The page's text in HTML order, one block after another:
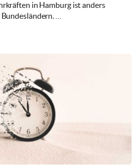
in Hamburg ist anders
…